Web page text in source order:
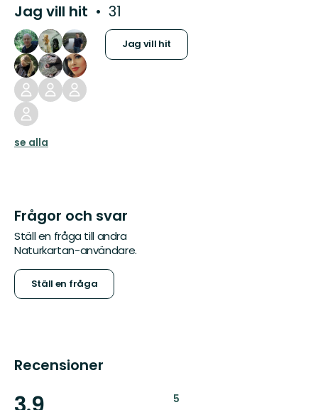
Jag vill hit 31
Jag vill hit
se alla
Frågor och svar
Ställ en fråga till andra
Naturkartan-användare.
Ställ en fråga
Recensioner
5: